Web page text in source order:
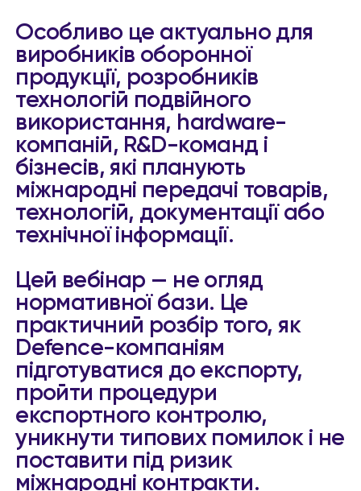
Особливо це актуально для
виробників оборонної
продукції, розробників
технологій подвійного
використання, hardware-
компаній, R&D-команд і
бізнесів, які планують
міжнародні передачі товарів,
технологій, документації або
технічної інформації.
Цей вебінар — не огляд
нормативної бази. Це
практичний розбір того, як
Defence-компаніям
підготуватися до експорту,
пройти процедури
експортного контролю,
уникнути типових помилок і не
поставити під ризик
міжнародні контракти.